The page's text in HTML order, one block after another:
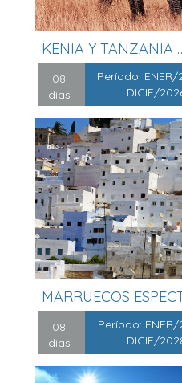
KENIA Y TANZANIA
08
días
Período:
DICIE/
MARRUECOS
08
días
Período:
DICIE/